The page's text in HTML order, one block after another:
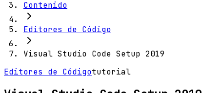
Contenido
Editores de Código
Visual Studio Code Setup 2019
Editores de Códigotutorial